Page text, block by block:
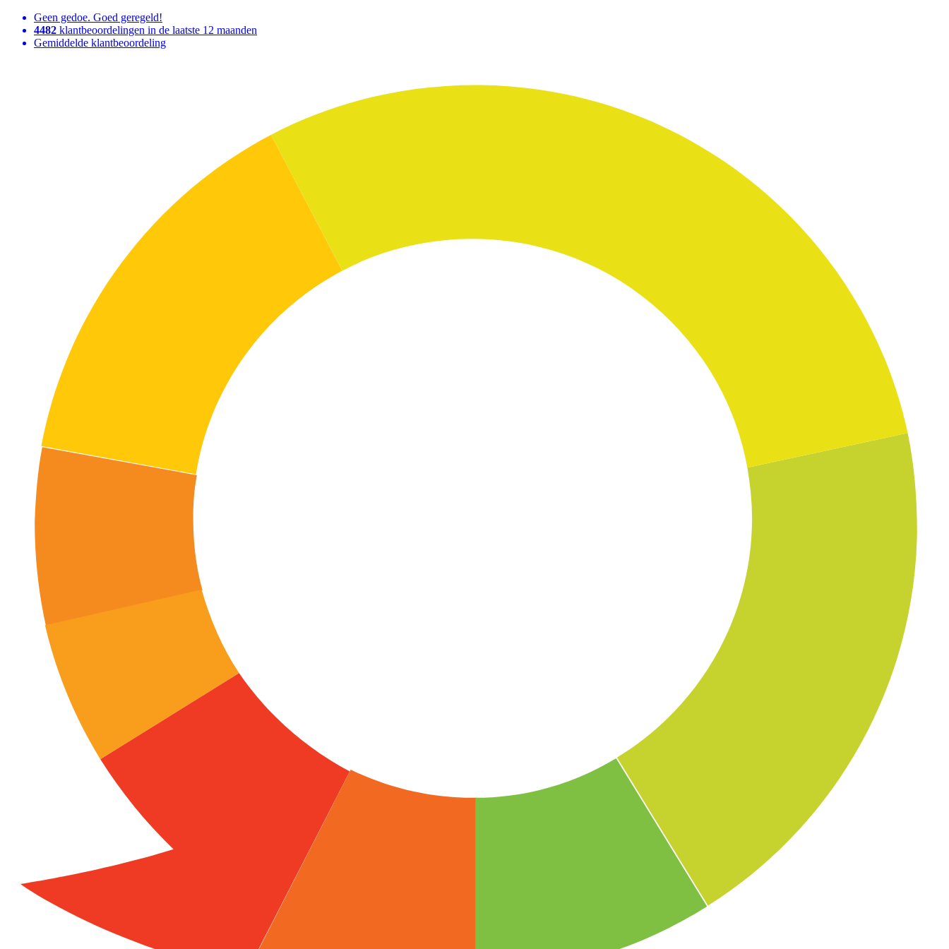
Geen gedoe. Goed geregeld!
4482 klantbeoordelingen in de laatste 12 maanden
Gemiddelde klantbeoordeling